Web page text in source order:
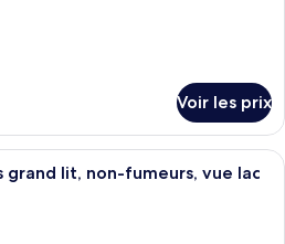
Voir les prix
Une chambre d’hôtel moderne,
grand lit, non-fumeurs, vue lac